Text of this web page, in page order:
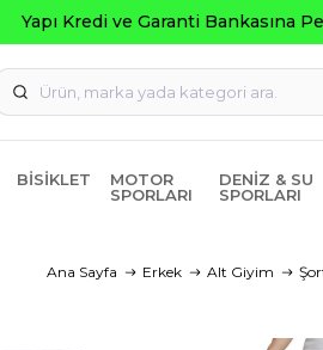
Yapı Kredi ve Garanti Bankasına
BISIKLET
MOTOR
SPORLARI
DENIZ & SU
SPORLARI
Ana Sayfa Erkek Alt Giyim